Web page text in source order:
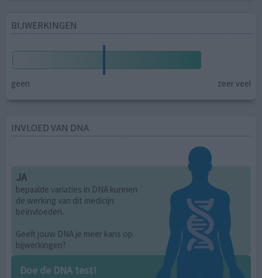
BIJWERKINGEN
geen zeer veel
INVLOED VAN DNA
JA
bepaalde variaties in DNA kunnen
de werking van dit medicijn
beïnvloeden.
Geeft jouw DNA je meer kans op
bijwerkingen?
Doe de DNA test!